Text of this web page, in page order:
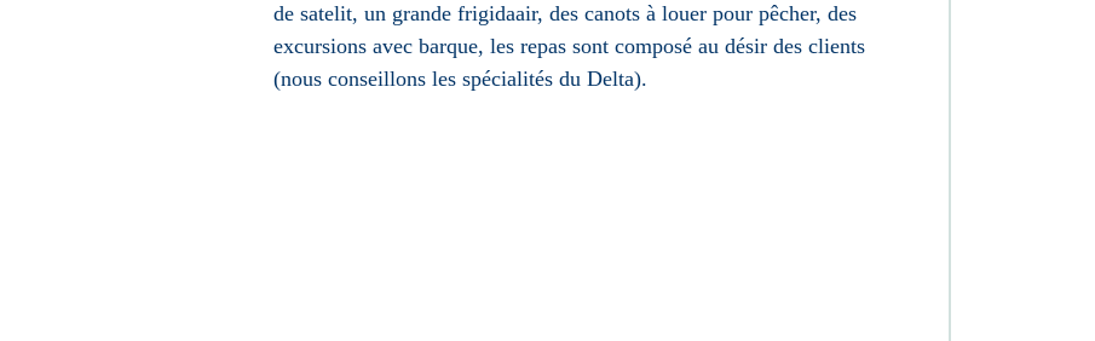
de satelit, un grande frigidaair, des canots à louer pour pêcher, des
excursions avec barque, les repas sont composé au désir des clients
(nous conseillons les spécialités du Delta).